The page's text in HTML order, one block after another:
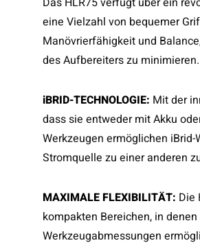
eine Vielzahl von bequemer
Manövrierfähigkeit und
des Aufbereiters zu minimieren.
iBRID-TECHNOLOGIE: Mit der
dass sie entweder mit Akku
Werkzeugen ermöglichen
Stromquelle zu einer anderen
MAXIMALE FLEXIBILITÄT: Die
kompakten Bereichen, in
Werkzeugabmessungen